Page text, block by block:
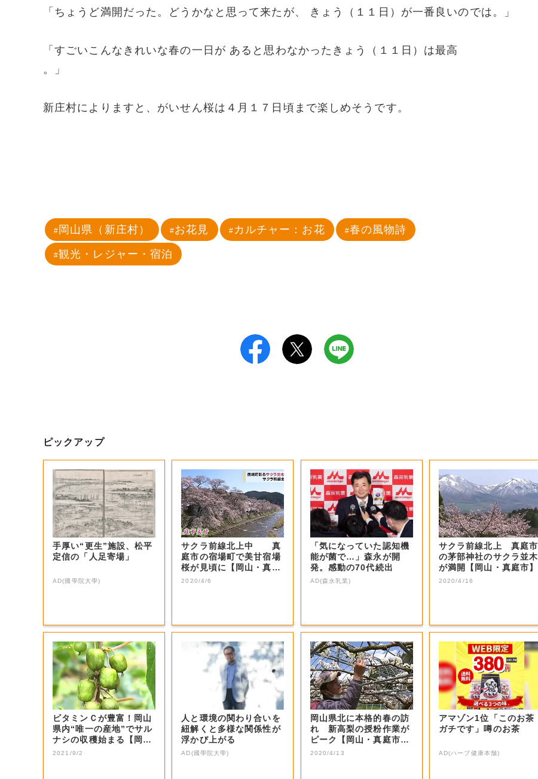
「ちょうど満開だった。どうかなと思って来たが、 きょう（１１日）が一番良いのでは。」
「すごいこんなきれいな春の一日が あると思わなかったきょう（１１日）は最高
。」
新庄村によりますと、がいせん桜は４月１７日頃まで楽しめそうです。
岡山県（新庄村） お花見 カルチャー：お花 春の風物詩
観光・レジャー・宿泊
ピックアップ
手厚い“更生”施設、松平
定信の「人足寄場」
AD(國學院大學)
サクラ前線北上中 真
庭市の宿場町で美甘宿場
桜が見頃に【岡山・真庭
市】
2020/4/6
「気になっていた認知機
能が菌で…」森永が開
発。感動の70代続出
AD(森永乳業)
サクラ前線北上 真庭市
の茅部神社のサクラ並木
が満開【岡山・真庭市】
2020/4/16
ビタミンＣが豊富！岡山
県内“唯一の産地”でサル
ナシの収穫始まる【岡
山・新庄村】
2021/9/2
人と環境の関わり合いを
紐解くと多様な関係性が
浮かび上がる
AD(國學院大學)
岡山県北に本格的春の訪
れ 新高梨の授粉作業が
ピーク【岡山・真庭市】
| OHK...
2020/4/13
アマゾン1位「このお茶
ガチです」噂のお茶
AD(ハーブ健康本舗)